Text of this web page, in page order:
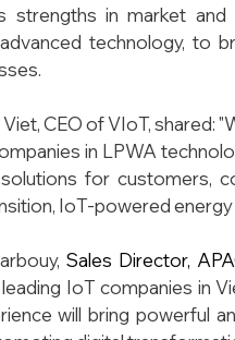
strengths in market
technology, to
CEO of VIoT, shared:
in LPWA
for customers,
IoT-powered
Sales Director,
IoT companies in
will bring powerful